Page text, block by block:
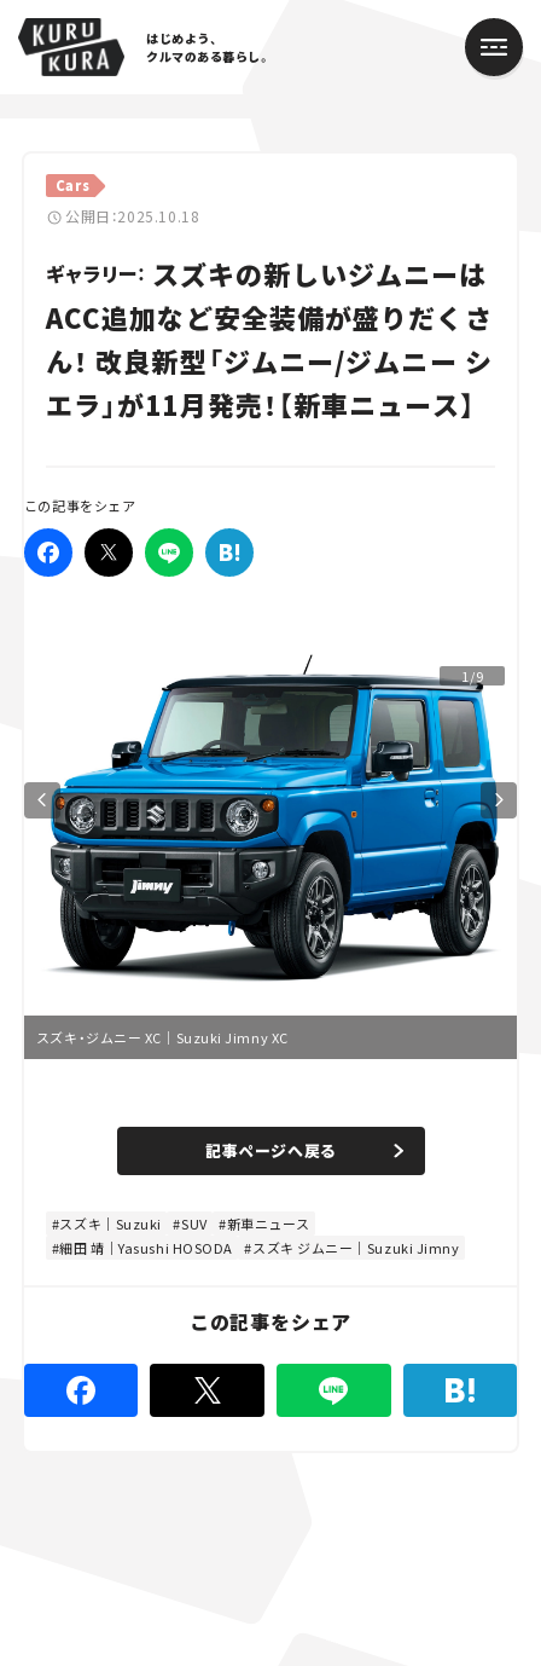
はじめよう、
クルマのある暮らし。
Cars
公開日：2025.10.18
ギャラリー： スズキの新しいジムニーは
ACC追加など安全装備が盛りだくさ
ん！ 改良新型「ジムニー/ジムニー シ
エラ」が11月発売！【新車ニュース】
この記事をシェア
1/9
スズキ・ジムニー XC｜Suzuki Jimny XC
n
e
d
8
8
記事ページへ戻る
スズキ｜Suzuki SUV
新車ニュース
細田 靖｜Yasushi HOSODA
スズキ ジムニー｜Suzuki Jimny
この記事をシェア
Cars
Lifestyle
Traffic
Special
Campaign
人気のハッシュタグ
スズキ ジムニー｜Suzuki Jimny